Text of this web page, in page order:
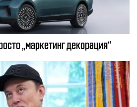
„маркетинг декорация“